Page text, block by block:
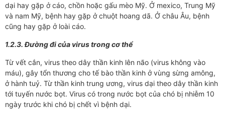
dại hay gặp ở cáo, chồn hoặc gấu mèo Mỹ. Ở mexico, Trung Mỹ
và nam Mỹ, bệnh hay gặp ở chuột hoang dã. Ở châu Âu, bệnh
cũng hay gặp ở loài cáo.
1.2.3. Đường đi của virus trong cơ thể
Từ vết cắn, virus theo dây thần kinh lên não (virus không vào
máu), gây tổn thương cho tế bào thần kinh ở vùng sừng amông,
ở hành tuỷ. Từ thần kinh trung ương, virus dại theo dây thần kinh
tới tuyến nước bọt. Virus có trong nước bọt của chó bị nhiễm 10
ngày trước khi chó bị chết vì bệnh dại.